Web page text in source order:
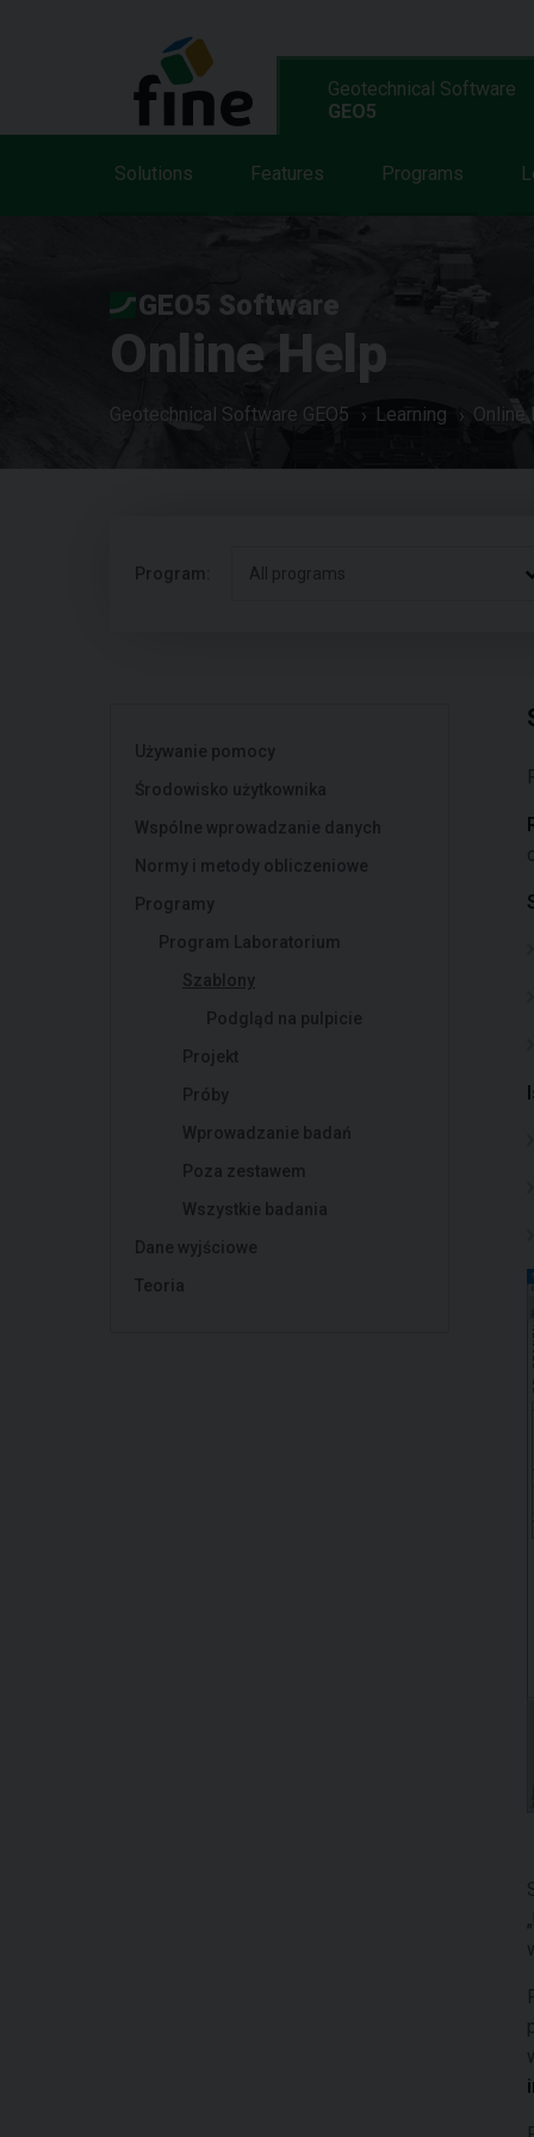
Geotechnical Software
GEO5
Solutions Features Programs
GEO5 Software
Online Help
Geotechnical Software GEO5 Learning Online
Program: All programs
Używanie pomocy
Środowisko użytkownika
Wspólne wprowadzanie danych
Normy i metody obliczeniowe
Programy
Program Laboratorium
Szablony
Podgląd na pulpicie
Projekt
Próby
Wprowadzanie badań
Poza zestawem
Wszystkie badania
Dane wyjściowe
Teoria